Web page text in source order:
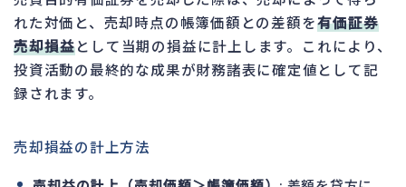
れた対価と、売却時点の帳簿価額との差額を有価証券
売却損益として当期の損益に計上します。これにより、
投資活動の最終的な成果が財務諸表に確定値として記
録されます。
売却損益の計上方法